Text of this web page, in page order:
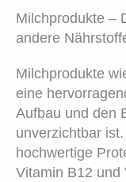
Milchprodukte –
andere
Milchprodukte
eine
Aufbau und den
unverzichtbar
hochwertige
Vitamin B12 und